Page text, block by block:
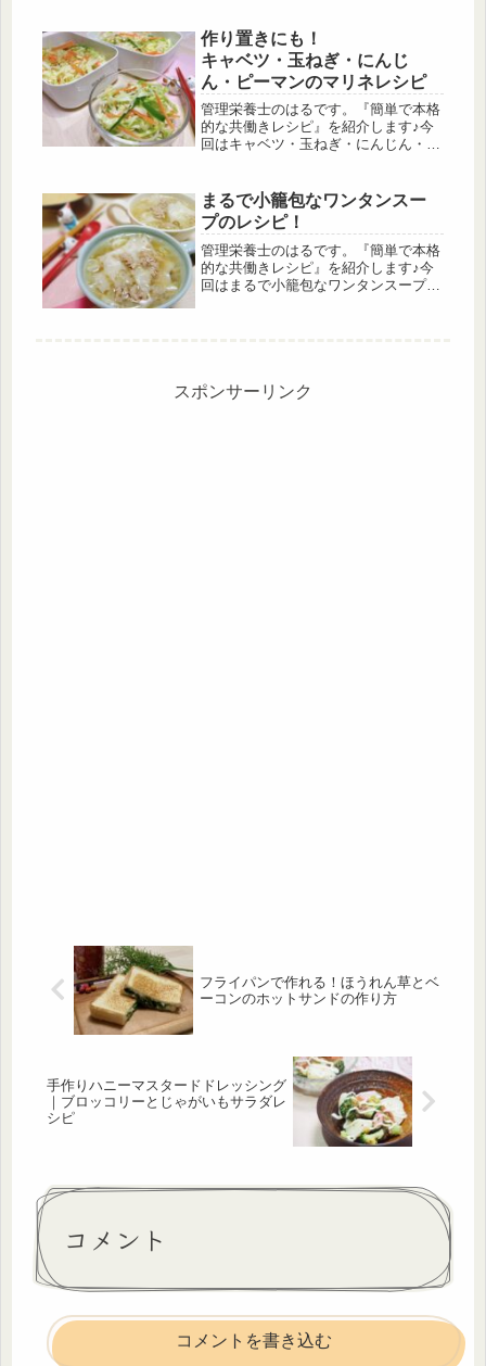
れます。
作り置きにも！
キャベツ・玉ねぎ・にんじ
ん・ピーマンのマリネレシピ
管理栄養士のはるです。『簡単で本格
的な共働きレシピ』を紹介します♪今
回はキャベツ・玉ねぎ・にんじん・ピ
するので、作り置きにもピッタリで
す。2日目に食べる時に味に変化を付
けたい方は、マヨネーズを入れるとコ
ールスローに早変わりします！
まるで小籠包なワンタンスー
プのレシピ！
管理栄養士のはるです。『簡単で本格
的な共働きレシピ』を紹介します♪今
回はまるで小籠包なワンタンスープの
スポンサーリンク
フライパンで作れる！ほうれん草とベ
ーコンのホットサンドの作り方
手作りハニーマスタードドレッシング
｜ブロッコリーとじゃがいもサラダレ
シピ
コメント
コメントを書き込む